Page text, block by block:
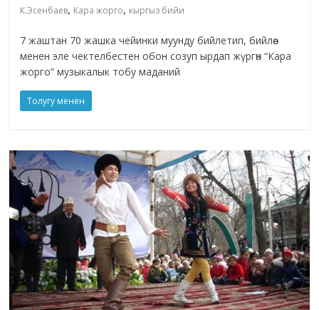
К.Эсенбаев, Кара жорго, кыргыз бийи
7 жаштан 70 жашка чейинки муунду бийлетип, бийлөө
менен эле чектелбестен обон созуп ырдап жүргөн “Кара
жорго” музыкалык тобу маданий
Толугу менен